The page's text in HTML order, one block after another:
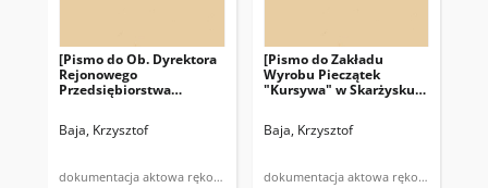
[Pismo do Ob. Dyrektora
Rejonowego
Przedsiębiorstwa
odpowiedzi na pismo
sprawie: rozwiązania
Baja, Krzysztof
dokumentacja aktowa rękopis
[Pismo do Zakładu
Wyrobu Pieczątek
"Kursywa" w Skarżysku-
Gospodarki
wykonanie dwóch
Baja, Krzysztof
dokumentacja aktowa rękopis